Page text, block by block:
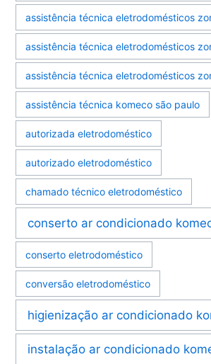
assistência técnica eletrodomésticos
assistência técnica eletrodomésticos
assistência técnica eletrodomésticos
assistência técnica komeco são paulo
autorizada eletrodoméstico
autorizado eletrodoméstico
chamado técnico eletrodoméstico
conserto ar condicionado
conserto eletrodoméstico
conversão eletrodoméstico
higienização ar condicionado
instalação ar condicionado